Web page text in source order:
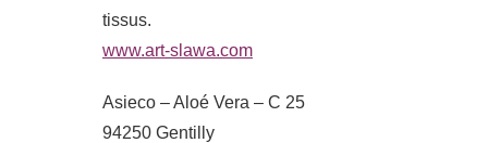
tissus.
www.art-slawa.com
Asieco – Aloé Vera – C 25
94250 Gentilly